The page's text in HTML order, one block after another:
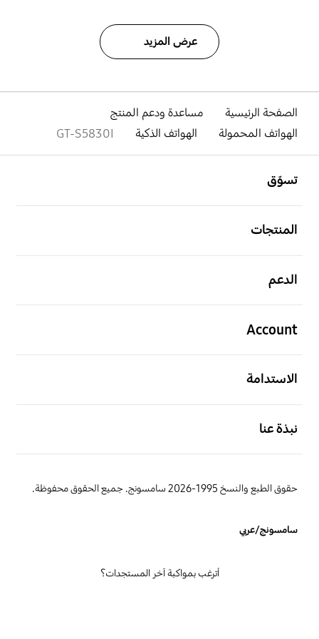
عرض المزيد
الصفحة الرئيسية
مساعدة ودعم المنتج
الهواتف المحمولة
الهواتف الذكية GT-S5830I
تسوّق
المنتجات
الدعم
Account
الاستدامة
نبذة عنا
حقوق الطبع والنسخ 1995-2026 سامسونج. جميع الحقوق محفوظة.
سامسونج/عربي
أترغب بمواكبة آخر المستجدات؟